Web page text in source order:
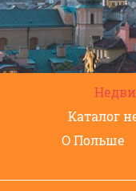
Каталог
О Польше